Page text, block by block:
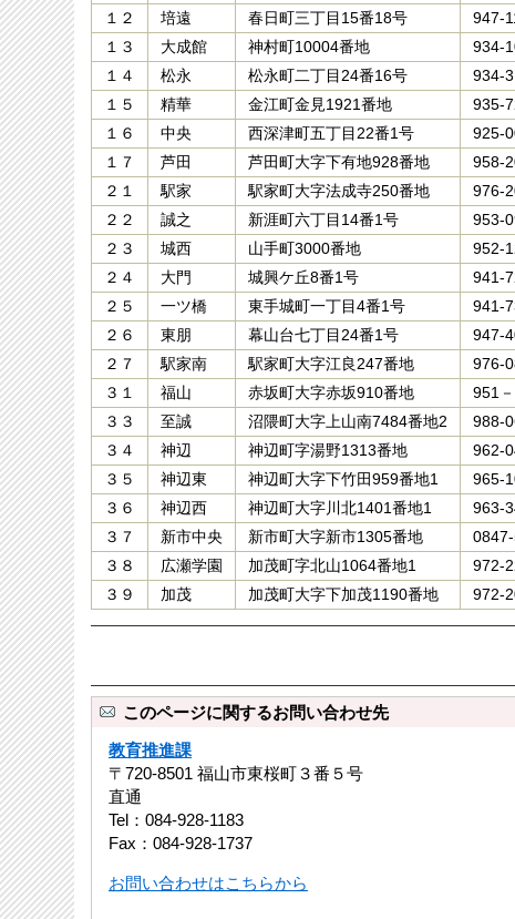
１２
培遠 春日町三丁目15番18号 947-
１３
大成館 神村町10004番地 934-
１４
松永 松永町二丁目24番16号 934-
１５
精華 金江町金見1921番地 935-
１６
中央 西深津町五丁目22番1号 925-
１７
芦田 芦田町大字下有地928番地 958-
２１
駅家 駅家町大字法成寺250番地 976-
２２
誠之 新涯町六丁目14番1号 953-
２３
城西 山手町3000番地 952-
２４
大門 城興ケ丘8番1号 941-
２５
一ツ橋 東手城町一丁目4番1号 941-
２６
東朋 幕山台七丁目24番1号 947-
２７
駅家南 駅家町大字江良247番地 976-
３１
福山 赤坂町大字赤坂910番地 951
３３
至誠 沼隈町大字上山南7484番地2 988-
３４
神辺 神辺町字湯野1313番地 962-
３５
神辺東 神辺町大字下竹田959番地1 965-
３６
神辺西 神辺町大字川北1401番地1 963-
３７
新市中央 新市町大字新市1305番地
３８
広瀬学園 加茂町字北山1064番地1 972-
３９
加茂 加茂町大字下加茂1190番地 972-
このページに関するお問い合わせ先
教育推進課
〒720-8501 福山市東桜町３番５号
直通
Tel：084-928-1183
Fax：084-928-1737
お問い合わせはこちらから